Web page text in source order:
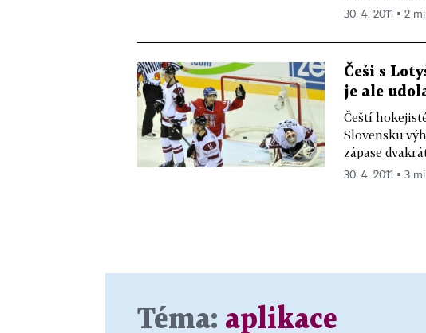
30. 4. 2011 ▪ 2
Češi s
je ale
Čeští
Slovensku
zápase
30. 4. 2011 ▪ 3
Téma: aplikace